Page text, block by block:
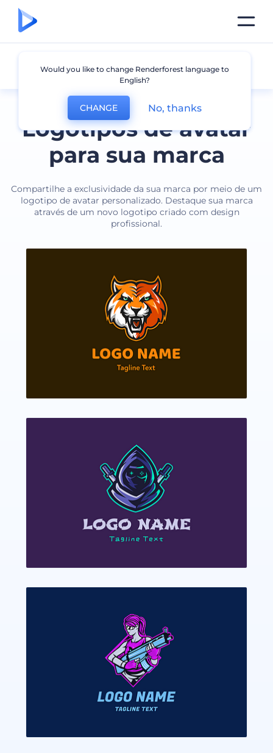
Logotipos de avatar
para sua marca
Compartilhe a exclusividade da sua marca por meio de um
logotipo de avatar personalizado. Destaque sua marca
através de um novo logotipo criado com design
profissional.
Avatar
Would you like to change Renderforest language to
English?
CHANGE No, thanks